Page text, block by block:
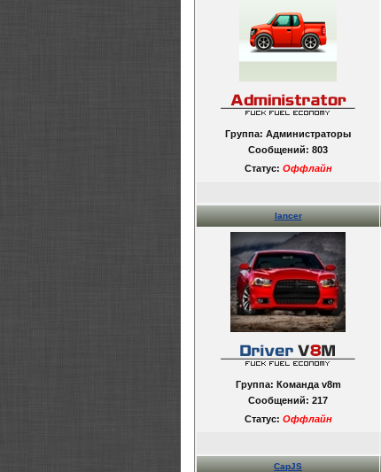
Группа: Администраторы
Сообщений: 803
Статус: Оффлайн
lancer
Группа: Команда v8m
Сообщений: 217
Статус: Оффлайн
CapJS